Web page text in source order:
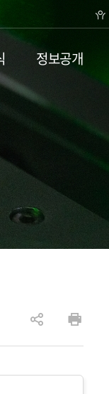
정보공개
유
하